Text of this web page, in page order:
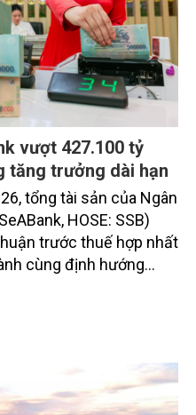
vượt 427.100 tỷ
tăng trưởng dài hạn
tổng tài sản của Ngân
HOSE: SSB)
trước thuế hợp nhất
cùng định hướng
động hiệu quả, mở
vốn và đảm bảo các